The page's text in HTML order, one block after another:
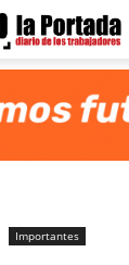
Importantes